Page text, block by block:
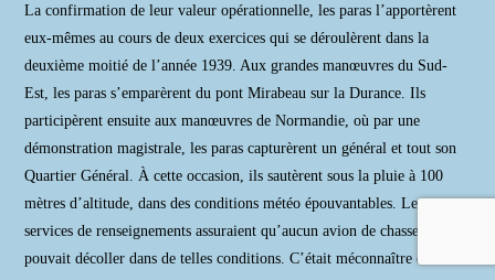
La confirmation de leur valeur opérationnelle, les paras l’apportèrent
eux-mêmes au cours de deux exercices qui se déroulèrent dans la
deuxième moitié de l’année 1939. Aux grandes manœuvres du Sud-
Est, les paras s’emparèrent du pont Mirabeau sur la Durance. Ils
participèrent ensuite aux manœuvres de Normandie, où par une
démonstration magistrale, les paras capturèrent un général et tout son
Quartier Général. À cette occasion, ils sautèrent sous la pluie à 100
mètres d’altitude, dans des conditions météo épouvantables. Les
services de renseignements assuraient qu’aucun avion de chasse ne
pouvait décoller dans de telles conditions. C’était méconnaître des